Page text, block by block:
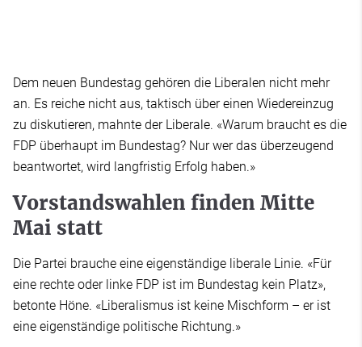
Dem neuen Bundestag gehören die Liberalen nicht mehr
an. Es reiche nicht aus, taktisch über einen Wiedereinzug
zu diskutieren, mahnte der Liberale. «Warum braucht es die
FDP überhaupt im Bundestag? Nur wer das überzeugend
beantwortet, wird langfristig Erfolg haben.»
Vorstandswahlen finden Mitte
Mai statt
Die Partei brauche eine eigenständige liberale Linie. «Für
eine rechte oder linke FDP ist im Bundestag kein Platz»,
betonte Höne. «Liberalismus ist keine Mischform – er ist
eine eigenständige politische Richtung.»